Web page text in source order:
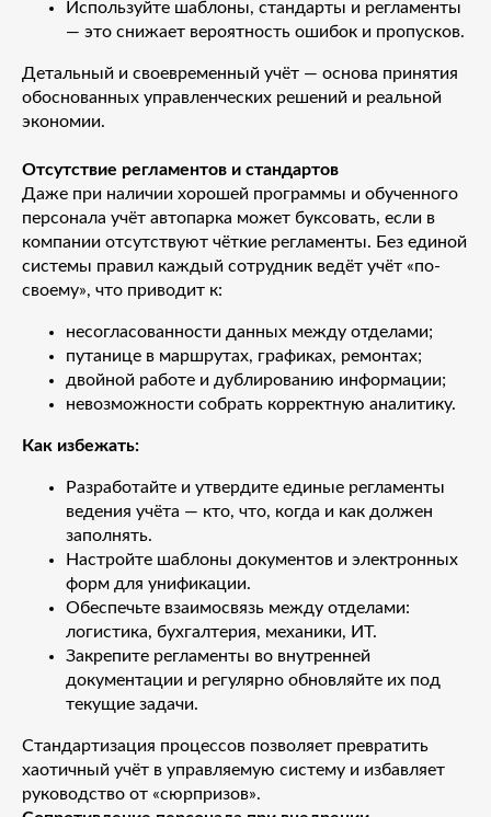
Используйте шаблоны, стандарты и регламенты
— это снижает вероятность ошибок и пропусков.
Детальный и своевременный учёт — основа принятия
обоснованных управленческих решений и реальной
экономии.
Отсутствие регламентов и стандартов
Даже при наличии хорошей программы и обученного
персонала учёт автопарка может буксовать, если в
компании отсутствуют чёткие регламенты. Без единой
системы правил каждый сотрудник ведёт учёт «по-
своему», что приводит к:
несогласованности данных между отделами;
путанице в маршрутах, графиках, ремонтах;
двойной работе и дублированию информации;
невозможности собрать корректную аналитику.
Как избежать:
Разработайте и утвердите единые регламенты
ведения учёта — кто, что, когда и как должен
заполнять.
Настройте шаблоны документов и электронных
форм для унификации.
Обеспечьте взаимосвязь между отделами:
логистика, бухгалтерия, механики, ИТ.
Закрепите регламенты во внутренней
документации и регулярно обновляйте их под
текущие задачи.
Стандартизация процессов позволяет превратить
хаотичный учёт в управляемую систему и избавляет
руководство от «сюрпризов».